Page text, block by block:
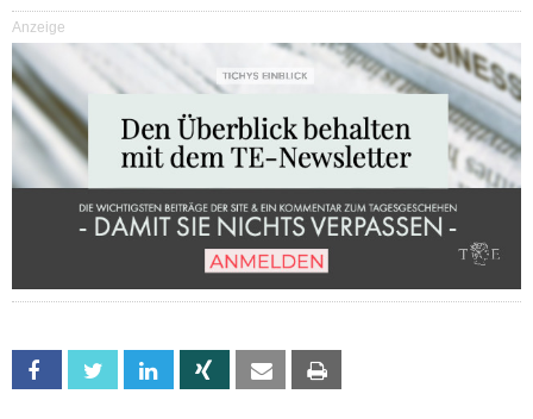
Anzeige
Facebook Twitter Linkedin Xing Email